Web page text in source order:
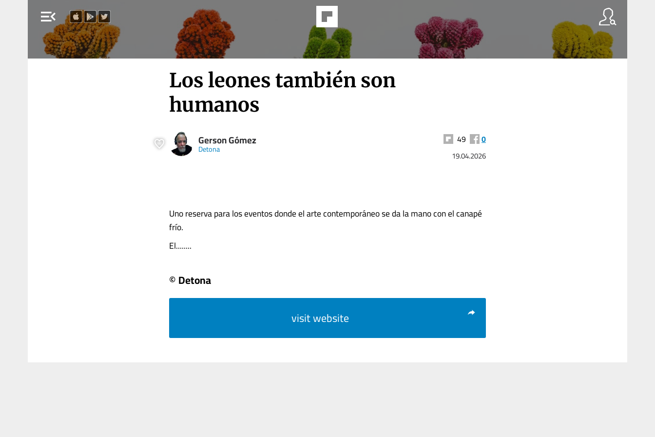
menu_open
Los leones también son
humanos
Gerson Gómez
Detona
49 0
19.04.2026
Uno reserva para los eventos donde el arte contemporáneo se da la mano con el canapé
frío.
El........
© Detona
visit website